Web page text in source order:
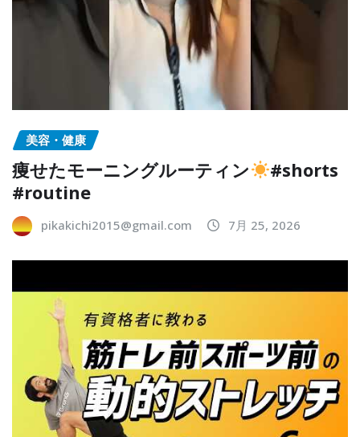
美容・健康
痩せたモーニングルーティン
#shorts
#routine
pikakichi2015@gmail.com 7月 25, 2026